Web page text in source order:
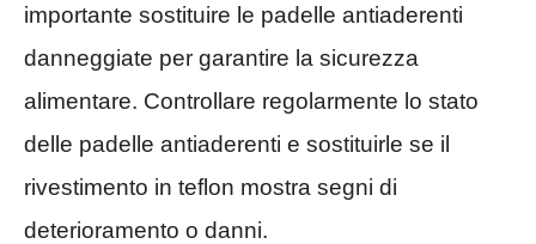
importante sostituire le padelle antiaderenti
danneggiate per garantire la sicurezza
alimentare. Controllare regolarmente lo stato
delle padelle antiaderenti e sostituirle se il
rivestimento in teflon mostra segni di
deterioramento o danni.